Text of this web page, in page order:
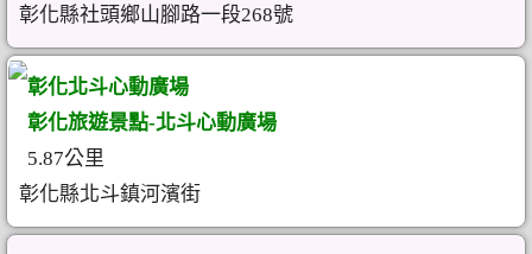
彰化縣社頭鄉山腳路一段268號
彰化北斗心動廣場
彰化旅遊景點-北斗心動廣場
5.87公里
彰化縣北斗鎮河濱街